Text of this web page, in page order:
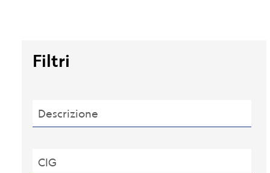
Filtri
Descrizione
CIG